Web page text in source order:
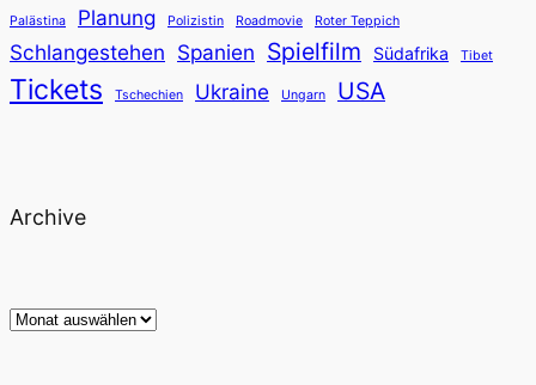
Palästina
Planung Polizistin Roadmovie Roter Teppich
Schlangestehen Spanien Spielfilm Südafrika Tibet
Tickets Tschechien Ukraine Ungarn USA
Archive
Archiv